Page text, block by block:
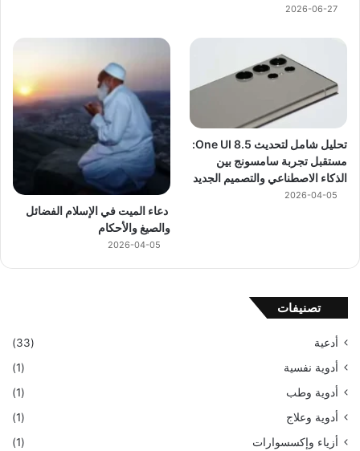
2026-06-27
تحليل شامل لتحديث One UI 8.5:
مستقبل تجربة سامسونج بين
الذكاء الاصطناعي والتصميم الجديد
2026-04-05
دعاء الميت في الإسلام الفضائل
والصيغ والأحكام
2026-04-05
تصنيفات
أدعية
(33)
أدوية نفسية
(1)
أدوية وطب
(1)
أدوية وعلاج
(1)
أزياء وإكسسوارات
(1)